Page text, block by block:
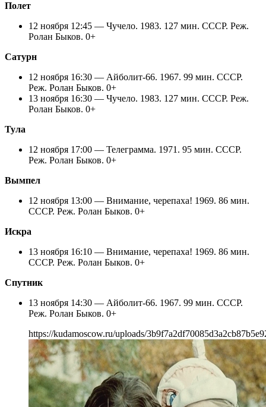
Полет
12 ноября 12:45 — Чучело. 1983. 127 мин. СССР. Реж.
Ролан Быков. 0+
Сатурн
12 ноября 16:30 — Айболит-66. 1967. 99 мин. СССР.
Реж. Ролан Быков. 0+
13 ноября 16:30 — Чучело. 1983. 127 мин. СССР. Реж.
Ролан Быков. 0+
Тула
12 ноября 17:00 — Телеграмма. 1971. 95 мин. СССР.
Реж. Ролан Быков. 0+
Вымпел
12 ноября 13:00 — Внимание, черепаха! 1969. 86 мин.
СССР. Реж. Ролан Быков. 0+
Искра
13 ноября 16:10 — Внимание, черепаха! 1969. 86 мин.
СССР. Реж. Ролан Быков. 0+
Спутник
13 ноября 14:30 — Айболит-66. 1967. 99 мин. СССР.
Реж. Ролан Быков. 0+
https://kudamoscow.ru/uploads/